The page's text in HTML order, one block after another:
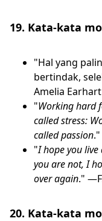
19. Kata-kata
"Hal yang
bertindak,
Amelia Earhart
"Working hard
called stress:
called passion
"I hope you
you are not, I
over again."
20. Kata-kata